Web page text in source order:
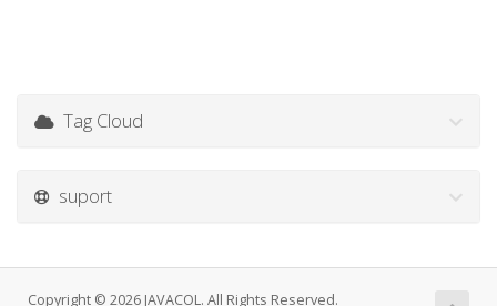
Tag Cloud
suport
Copyright © 2026 JAVACOL. All Rights Reserved.